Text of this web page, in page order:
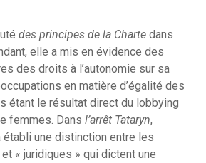
des principes de la Charte dans
elle a mis en évidence des
des droits à l’autonomie sur sa
en matière d’égalité des
étant le résultat direct du lobbying
femmes. Dans l’arrêt Tataryn,
établi une distinction entre les
« juridiques » qui dictent une